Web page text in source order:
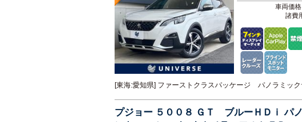
車両価
諸費
[東海:愛知県] ファーストクラスパッケージ パノラミ
プジョー ５００８ ＧＴ ブルーＨＤｉ